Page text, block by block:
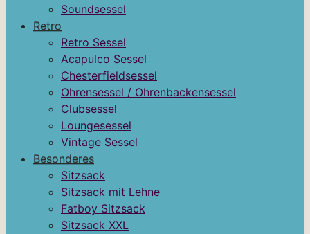
Soundsessel
Retro
Retro Sessel
Acapulco Sessel
Chesterfieldsessel
Ohrensessel / Ohrenbackensessel
Clubsessel
Loungesessel
Vintage Sessel
Besonderes
Sitzsack
Sitzsack mit Lehne
Fatboy Sitzsack
Sitzsack XXL